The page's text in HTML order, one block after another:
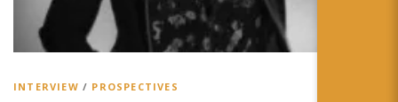
日本語
INTERVIEW / PROSPECTIVES